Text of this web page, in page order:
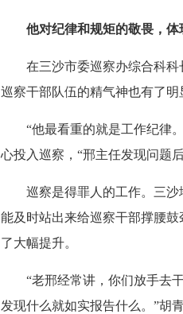
他对纪律和规矩的敬畏，体
在三沙市委巡察办综合科科长
巡察干部队伍的精气神也有了明
“他最看重的就是工作纪律。”
心投入巡察，“邢主任发现问题
巡察是得罪人的工作。三沙地
能及时站出来给巡察干部撑腰
了大幅提升。
“老邢经常讲，你们放手去干
发现什么就如实报告什么。”胡